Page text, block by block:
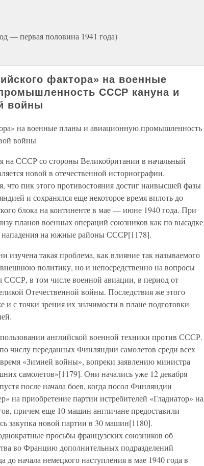
— первая половина 1941 года)
фактора» на военные
СССР кануна и
войны
на военные планы и авиационную промышленность
войны
на СССР со стороны Великобритании в начальный
новой в отечественной историографии.
что пик этого противостояния достиг наивысшей фазы
и сохранялся еще некоторое время вплоть до
блока на континенте в мае — июне 1940 года. При
планов военных операций союзников как по высадке
нападения на южные районы СССР[1178].
изучена такая проблема, как влияние так называемого
внешнюю политику, но и непосредственно на вопросы
СССР, в том числе военной авиации, в период от
Отечественной войны. Последствия же этого
и с точки зрения их значимости в плане подготовки
английской военной техники против СССР.
числу переданных Финляндии самолетов среди всех
«Зимней войны», вопреки заявлению министра
самолетов»[1179]. Они начались уже 12 декабря
после начала боев, когда посол Финляндии
на приобретение партии истребителей «Гладиатор» на
причем еще 10 машин англичане предоставили
закупка новой партии в 30 машин[1180].
просьбы французских союзников об
во Францию дополнительных подразделений
до начала немецкого наступления в мае 1940 года в